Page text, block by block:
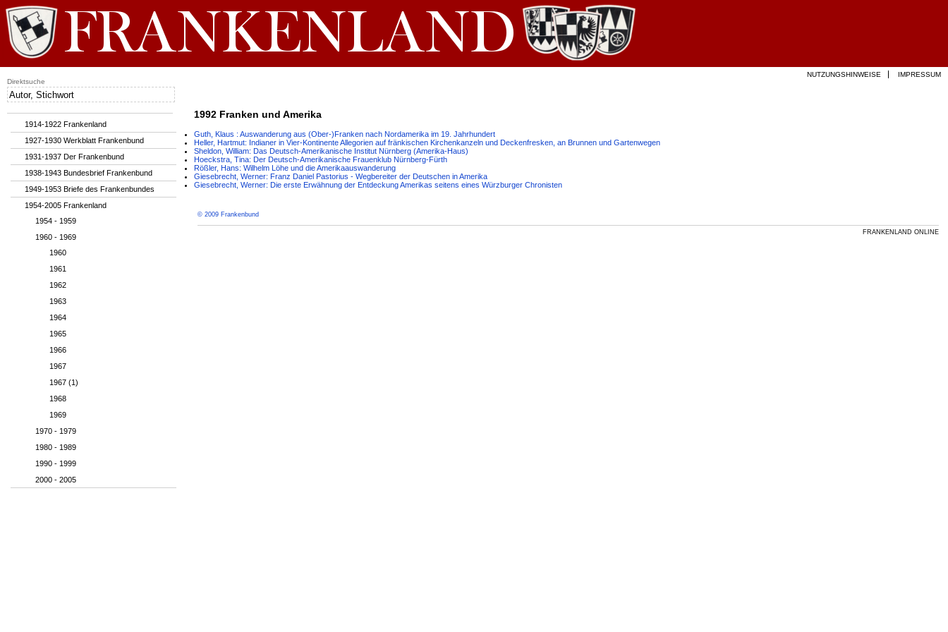
1992 Franken und Amerika
Guth, Klaus : Auswanderung aus (Ober-)Franken nach Nordamerika im 19. Jahrhundert
Heller, Hartmut: Indianer in Vier-Kontinente Allegorien auf fränkischen Kirchenkanzeln und Deckenfresken, an Brunnen und Gartenwegen
Sheldon, William: Das Deutsch-Amerikanische Institut Nürnberg (Amerika-Haus)
Hoeckstra, Tina: Der Deutsch-Amerikanische Frauenklub Nürnberg-Fürth
Rößler, Hans: Wilhelm Löhe und die Amerikaauswanderung
Giesebrecht, Werner: Franz Daniel Pastorius - Wegbereiter der Deutschen in Amerika
Giesebrecht, Werner: Die erste Erwähnung der Entdeckung Amerikas seitens eines Würzburger Chronisten
© 2009 Frankenbund
FRANKENLAND ONLINE
1914-1922 Frankenland
1927-1930 Werkblatt Frankenbund
1931-1937 Der Frankenbund
1938-1943 Bundesbrief Frankenbund
1949-1953 Briefe des Frankenbundes
1954-2005 Frankenland
1954 - 1959
1960 - 1969
1960
1961
1962
1963
1964
1965
1966
1967
1967 (1)
1968
1969
1970 - 1979
1980 - 1989
1990 - 1999
2000 - 2005
NUTZUNGSHINWEISE
IMPRESSUM
Direktsuche